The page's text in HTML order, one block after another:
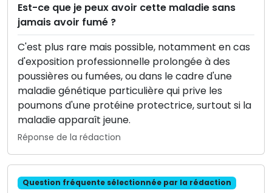
Est-ce que je peux avoir cette maladie sans
jamais avoir fumé ?
C'est plus rare mais possible, notamment en cas
d'exposition professionnelle prolongée à des
poussières ou fumées, ou dans le cadre d'une
maladie génétique particulière qui prive les
poumons d'une protéine protectrice, surtout si la
maladie apparaît jeune.
Réponse de la rédaction
Question fréquente sélectionnée par la rédaction